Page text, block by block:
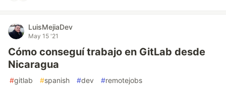
LuisMejiaDev
May 15 '21
Cómo conseguí trabajo en GitLab desde
Nicaragua
#gitlab #spanish #dev #remotejobs